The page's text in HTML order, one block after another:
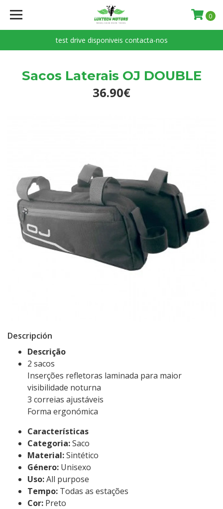
test drive disponiveis contacta-nos
0
Sacos Laterais OJ DOUBLE
36.90€
Descripción
Descrição
2 sacos
Inserções refletoras laminada para maior
visibilidade noturna
3 correias ajustáveis
Forma ergonómica
Características
Categoria:Saco
Material:Sintético
Género: Unisexo
Uso:All purpose
Tempo: Todas as estações
Cor: Preto